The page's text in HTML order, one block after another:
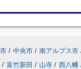
/ 中央市 / 南アルプス市
/ 富竹新田 / 山寺 / 西八幡